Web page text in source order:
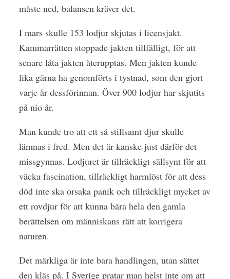
måste ned, balansen kräver det.
I mars skulle 153 lodjur skjutas i licensjakt.
Kammarrätten stoppade jakten tillfälligt, för att
senare låta jakten återupptas. Men jakten kunde
lika gärna ha genomförts i tystnad, som den gjort
varje år dessförinnan. Över 900 lodjur har skjutits
på nio år.
Man kunde tro att ett så stillsamt djur skulle
lämnas i fred. Men det är kanske just därför det
missgynnas. Lodjuret är tillräckligt sällsynt för att
väcka fascination, tillräckligt harmlöst för att dess
död inte ska orsaka panik och tillräckligt mycket av
ett rovdjur för att kunna bära hela den gamla
berättelsen om människans rätt att korrigera
naturen.
Det märkliga är inte bara handlingen, utan sättet
den kläs på. I Sverige pratar man helst inte om att